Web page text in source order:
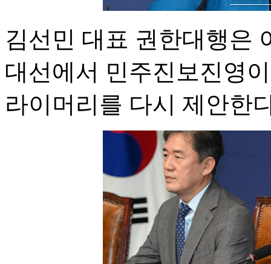
김선민 대표 권한대행은
대선에서 민주진보진영
라이머리를 다시 제안한